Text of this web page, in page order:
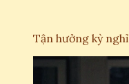
Tận hưởng kỳ